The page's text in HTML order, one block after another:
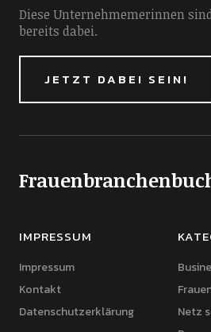
Diese Unternehmemerinnen
bereits dabei.
JETZT DABEI SEIN!
IMPRESSUM
Impressum
Kontakt
Datenschutzerklärung
Netz